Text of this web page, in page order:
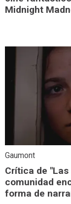
Midnight
Gaumont
Crítica de
comunidad
forma de